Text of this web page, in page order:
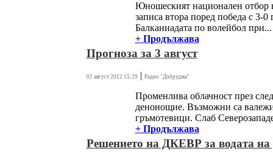
Юношеският национален отбор
записа втора поред победа с 3-0
Балканиадата по волейбол при...
+ Продължава
Прогноза за 3 август
02 август 2012 15:29 | Радио "Добруджа"
Променлива облачност през
денонощие. Възможни са
гръмотевици. Слаб
+ Продължава
Решението на ДКЕВР за водата